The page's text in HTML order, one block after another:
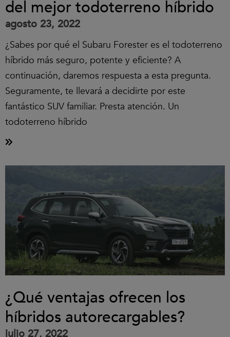
del mejor todoterreno híbrido
agosto 23, 2022
¿Sabes por qué el Subaru Forester es el todoterreno
híbrido más seguro, potente y eficiente? A
continuación, daremos respuesta a esta pregunta.
Seguramente, te llevará a decidirte por este
fantástico SUV familiar. Presta atención. Un
todoterreno híbrido
¿Qué ventajas ofrecen los
híbridos autorecargables?
julio 27, 2022